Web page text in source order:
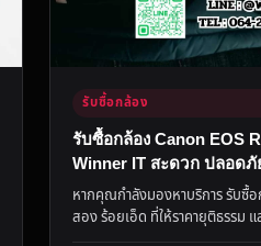
รับซื้อกล้อง
รับซื้อกล้อง Canon EOS
Winner IT สะดวก ปลอด
หากคุณกำลังมองหาบริการ รับซื้
สอง ร้อยเอ็ด ที่ให้ราคายุติธรรม แ
Winner IT คือ...